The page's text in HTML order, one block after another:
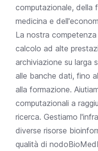
computazionale, della
medicina e
La nostra
calcolo ad alte
archiviazione su larga
alle banche dati, fino
alla formazione.
computazionali a
ricerca. Gestiamo
diverse risorse
qualità di nodo